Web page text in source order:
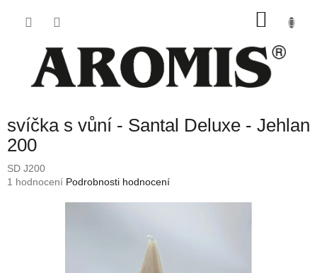
svíčka s vůní - Santal Deluxe - Jehlan
200
SD J200
Průměrné
1 hodnocení Podrobnosti hodnocení